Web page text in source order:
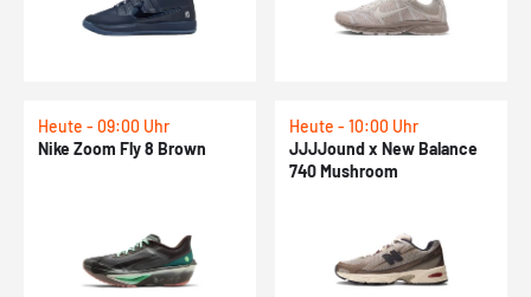
Heute - 09:00 Uhr
Nike Zoom Fly 8 Brown
Heute - 10:00 Uhr
JJJJound x New Balance
740 Mushroom